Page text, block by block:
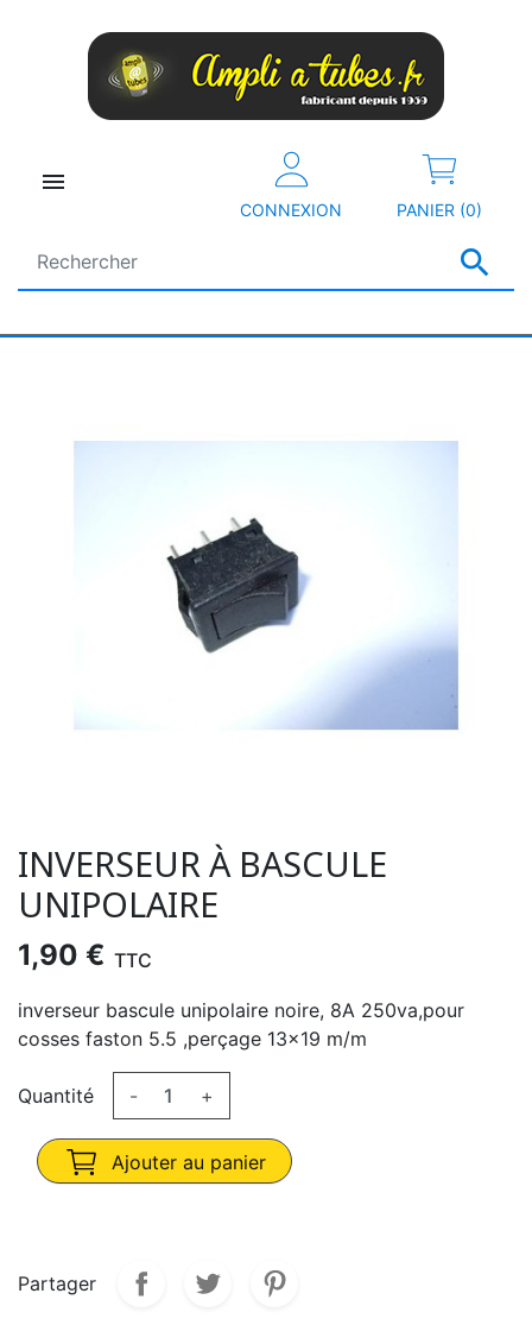


CONNEXION PANIER (0)
INVERSEUR À BASCULE
UNIPOLAIRE
1,90 € TTC
inverseur bascule unipolaire noire, 8A 250va,pour
cosses faston 5.5 ,perçage 13x19 m/m
Quantité - +
Ajouter au panier
Partager